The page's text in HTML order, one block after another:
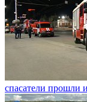
спасатели прошли